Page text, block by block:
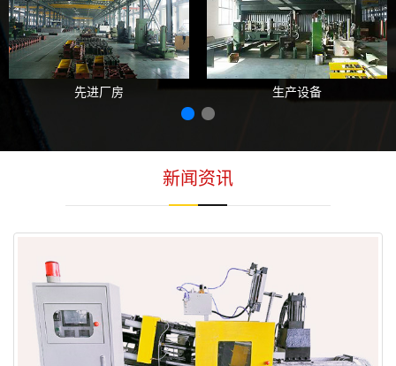
先进厂房 生产设备
新闻资讯